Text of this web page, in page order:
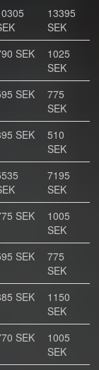
13395
SEK
SEK
1025
SEK
SEK
775
SEK
SEK
510
SEK
7195
SEK
SEK
1005
SEK
SEK
775
SEK
SEK
1150
SEK
SEK
1005
SEK